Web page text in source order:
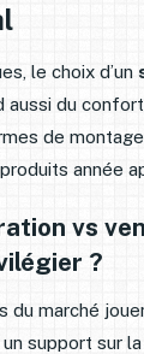
le choix d’un
aussi du
de
année
vs
?
du marché
support sur la